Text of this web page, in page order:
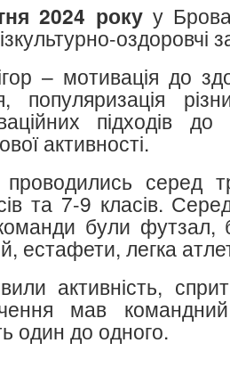
2024 року у
оздоровчі
– мотивація до
популяризація
підходів
активності.
проводились серед
та 7-9 класів.
були футзал,
естафети, легка
активність,
мав
один до одного.